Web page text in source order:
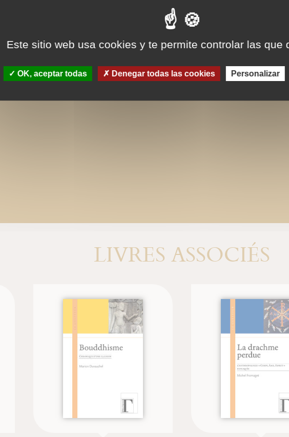
LIVRES ASSOCIÉS
Este sitio web usa cookies y te permite controlar las que
OK, aceptar todas Denegar todas las cookies Personalizar